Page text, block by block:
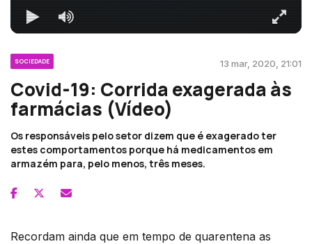
SOCIEDADE 13 mar, 2020, 21:01
Covid-19: Corrida exagerada às
farmácias (Vídeo)
Os responsáveis pelo setor dizem que é exagerado ter
estes comportamentos porque há medicamentos em
armazém para, pelo menos, três meses.
Recordam ainda que em tempo de quarentena as